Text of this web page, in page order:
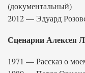
(документальный)
2012 — Эдуард
Сценарии Алексея
1971 — Рассказ о